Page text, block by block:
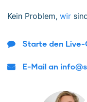
Kein Problem, wir
Starte den Live-
E-Mail an